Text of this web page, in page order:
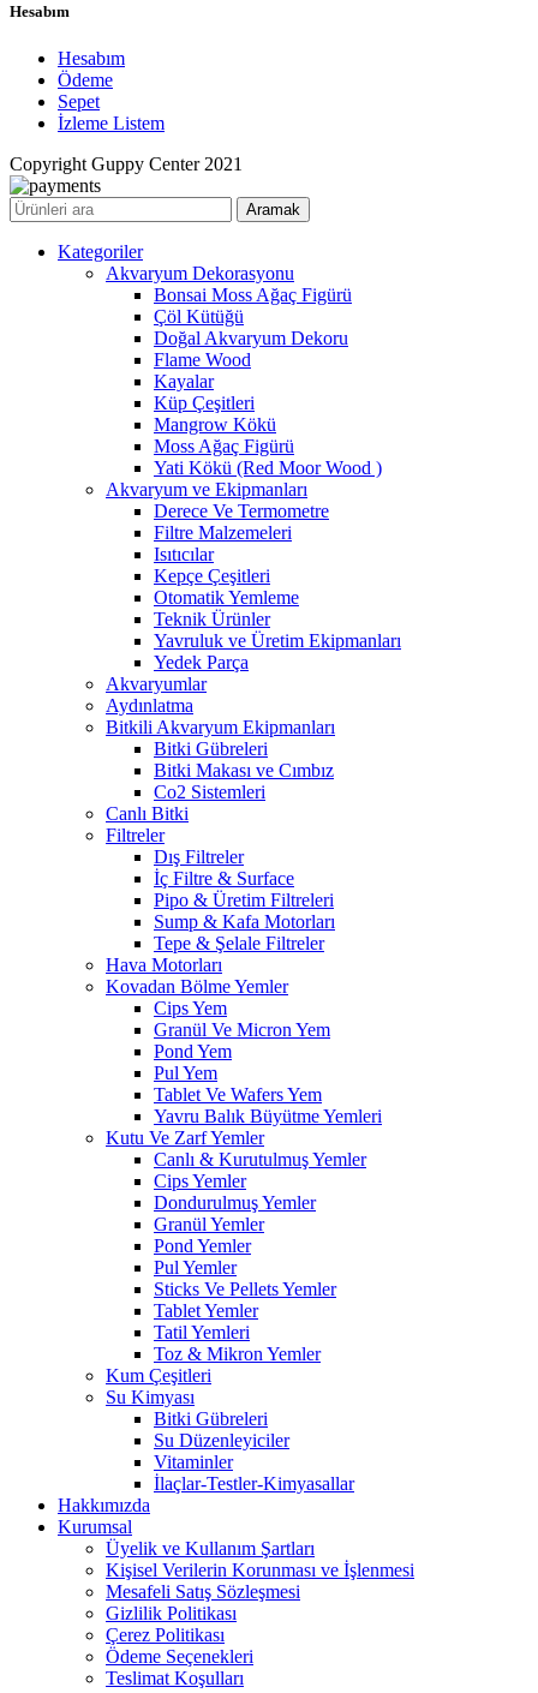
Hesabım
Hesabım
Ödeme
Sepet
İzleme Listem
Copyright Guppy Center 2021
Aramak
Kategoriler
Akvaryum Dekorasyonu
Bonsai Moss Ağaç Figürü
Çöl Kütüğü
Doğal Akvaryum Dekoru
Flame Wood
Kayalar
Küp Çeşitleri
Mangrow Kökü
Moss Ağaç Figürü
Yati Kökü (Red Moor Wood )
Akvaryum ve Ekipmanları
Derece Ve Termometre
Filtre Malzemeleri
Isıtıcılar
Kepçe Çeşitleri
Otomatik Yemleme
Teknik Ürünler
Yavruluk ve Üretim Ekipmanları
Yedek Parça
Akvaryumlar
Aydınlatma
Bitkili Akvaryum Ekipmanları
Bitki Gübreleri
Bitki Makası ve Cımbız
Co2 Sistemleri
Canlı Bitki
Filtreler
Dış Filtreler
İç Filtre & Surface
Pipo & Üretim Filtreleri
Sump & Kafa Motorları
Tepe & Şelale Filtreler
Hava Motorları
Kovadan Bölme Yemler
Cips Yem
Granül Ve Micron Yem
Pond Yem
Pul Yem
Tablet Ve Wafers Yem
Yavru Balık Büyütme Yemleri
Kutu Ve Zarf Yemler
Canlı & Kurutulmuş Yemler
Cips Yemler
Dondurulmuş Yemler
Granül Yemler
Pond Yemler
Pul Yemler
Sticks Ve Pellets Yemler
Tablet Yemler
Tatil Yemleri
Toz & Mikron Yemler
Kum Çeşitleri
Su Kimyası
Bitki Gübreleri
Su Düzenleyiciler
Vitaminler
İlaçlar-Testler-Kimyasallar
Hakkımızda
Kurumsal
Üyelik ve Kullanım Şartları
Kişisel Verilerin Korunması ve İşlenmesi
Mesafeli Satış Sözleşmesi
Gizlilik Politikası
Çerez Politikası
Ödeme Seçenekleri
Teslimat Koşulları